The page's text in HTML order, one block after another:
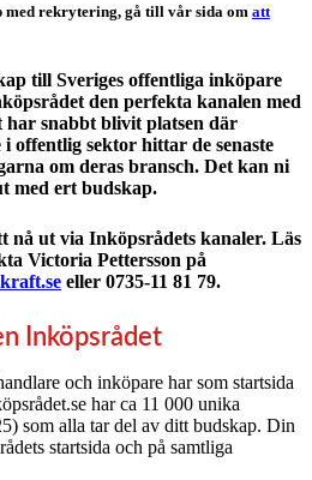
rekrytering, gå till vår sida om att
till Sveriges offentliga inköpare
den perfekta kanalen med
snabbt blivit platsen där
offentlig sektor hittar de senaste
om deras bransch. Det kan ni
med ert budskap.
nå ut via Inköpsrådets kanaler. Läs
Victoria Pettersson på
eller 0735-11 81 79.
Inköpsrådet
och inköpare har som startsida
har ca 11 000 unika
som alla tar del av ditt budskap. Din
startsida och på samtliga